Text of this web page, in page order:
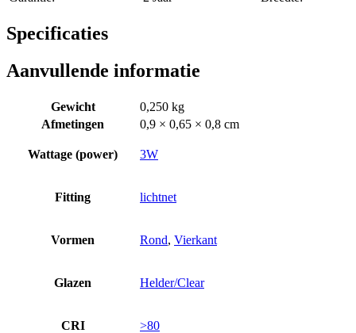
Specificaties
Aanvullende informatie
Gewicht
0,250 kg
Afmetingen
0,9 × 0,65 × 0,8 cm
Wattage (power) 3W
Fitting lichtnet
Vormen Rond, Vierkant
Glazen Helder/Clear
CRI >80